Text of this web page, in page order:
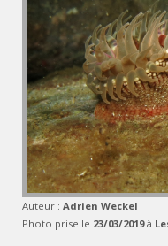
Auteur : Adrien Weckel
Photo prise le 23/03/2019à